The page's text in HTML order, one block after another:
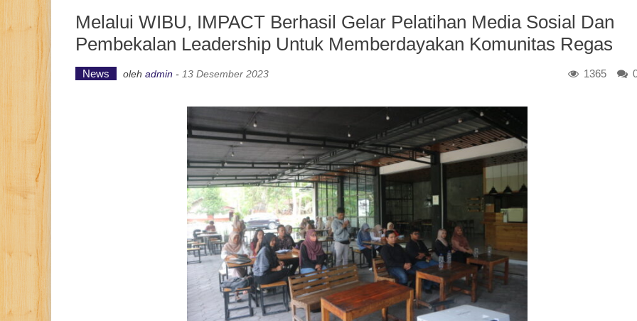
Melalui WIBU, IMPACT Berhasil Gelar Pelatihan Media Sosial Dan
Pembekalan Leadership Untuk Memberdayakan Komunitas Regas
News oleh admin - 13 Desember 2023 1365